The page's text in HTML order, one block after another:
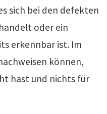
sich bei den defekten
oder ein
erkennbar ist. Im
können,
hast und nichts für